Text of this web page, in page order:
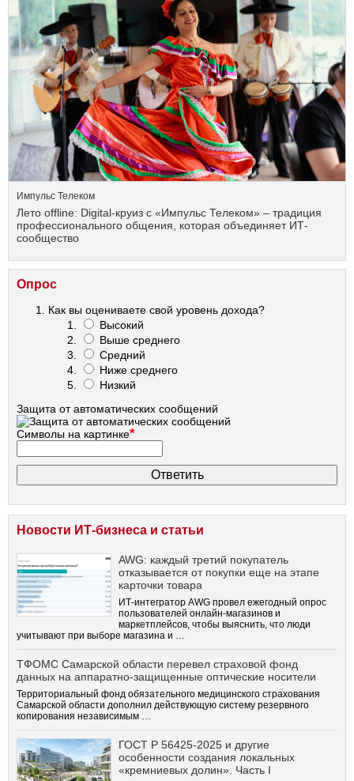
Импульс Телеком
Лето offline: Digital-круиз с «Импульс Телеком» – традиция
профессионального общения, которая объединяет ИТ-
сообщество
Опрос
Как вы оцениваете свой уровень дохода?
Высокий
Выше среднего
Средний
Ниже среднего
Низкий
Защита от автоматических сообщений
Символы на картинке*
Новости ИТ-бизнеса и статьи
AWG: каждый третий покупатель
отказывается от покупки еще на этапе
карточки товара
ИТ-интегратор AWG провел ежегодный опрос
пользователей онлайн-магазинов и
маркетплейсов, чтобы выяснить, что люди
учитывают при выборе магазина и …
ТФОМС Самарской области перевел страховой фонд
данных на аппаратно-защищенные оптические носители
Территориальный фонд обязательного медицинского страхования
Самарской области дополнил действующую систему резервного
копирования независимым …
ГОСТ Р 56425-2025 и другие
особенности создания локальных
«кремниевых долин». Часть I